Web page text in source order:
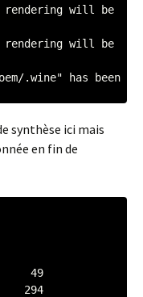
rendering will be
rendering will be
.wine" has been
synthèse ici mais
en fin de